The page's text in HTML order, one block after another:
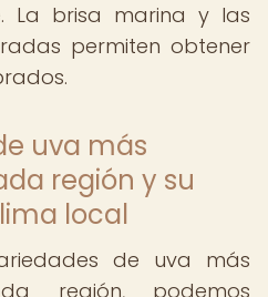
La brisa marina y las
permiten obtener
uva más
región y su
local
de uva más
región, podemos